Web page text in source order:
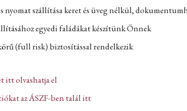
nyomat szállítása keret és üveg nélkül,
egyedi faládákat készítünk Önnek
(full risk) biztosítással rendelkezik
itt olvashatja el
az ÁSZF-ben talál itt